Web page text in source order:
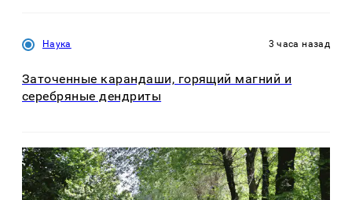
Наука 3 часа назад
Заточенные карандаши, горящий магний и
серебряные дендриты